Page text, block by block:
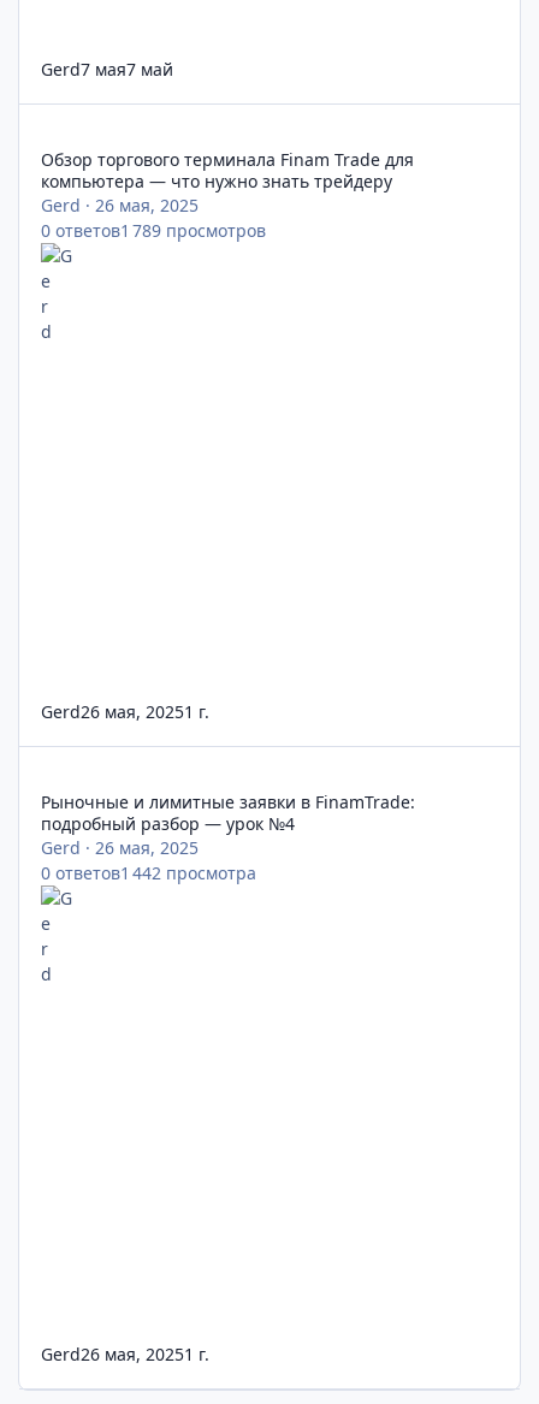
Gerd7 мая7 май
Обзор торгового терминала Finam Trade для
компьютера — что нужно знать трейдеру
Gerd · 26 мая, 2025
0 ответов1 789 просмотров
Gerd26 мая, 20251 г.
Рыночные и лимитные заявки в FinamTrade:
подробный разбор — урок №4
Gerd · 26 мая, 2025
0 ответов1 442 просмотра
Gerd26 мая, 20251 г.